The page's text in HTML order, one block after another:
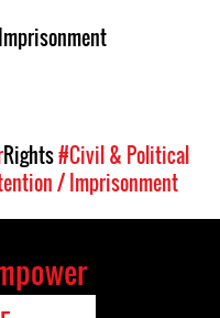
Rights#Civil & Political
/ Imprisonment